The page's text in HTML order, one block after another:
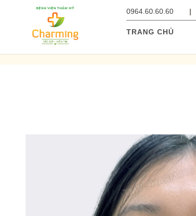
0964.60.60.60
TRANG CHỦ